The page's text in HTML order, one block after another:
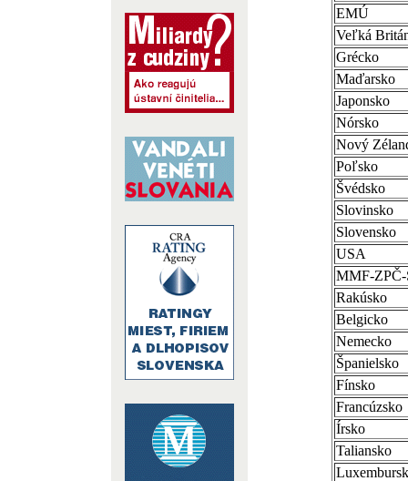
EMÚ
Veľká
Grécko
Maďarsko
Japonsko
Nórsko
Nový
Poľsko
Švédsko
Slovinsko
Slovensko
USA
MMF-
Rakúsko
Belgicko
Nemecko
Španielsko
Fínsko
Francúzsko
Írsko
Taliansko